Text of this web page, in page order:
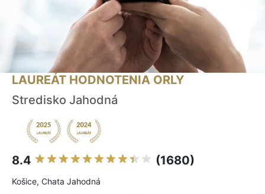
LAUREÁT HODNOTENIA ORLY
Stredisko Jahodná
8.4 (1680)
Košice, Chata Jahodná